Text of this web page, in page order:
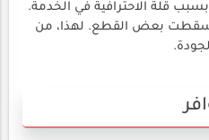
قلة الاحترافية في الخدمة.
بعض القطع. لهذا، من